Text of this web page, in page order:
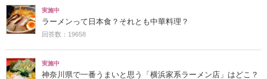
実施中
ラーメンって日本食？それとも中華料理？
回答数：19658
実施中
神奈川県で一番うまいと思う「横浜家系ラーメン店」はどこ？